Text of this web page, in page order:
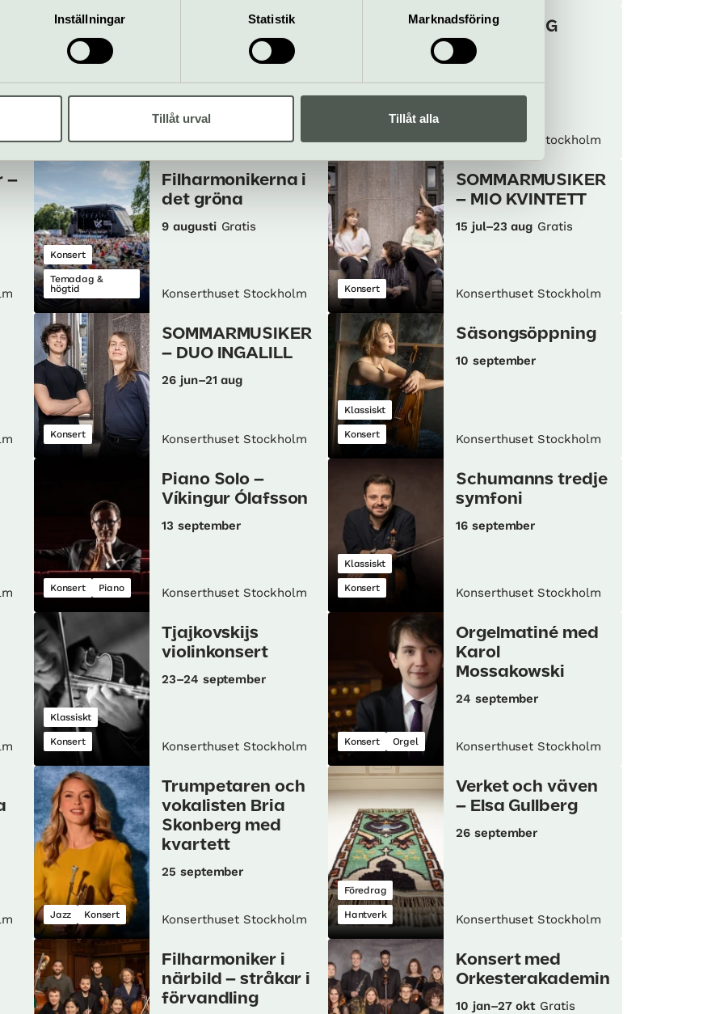
Inställningar Statistik Marknadsföring
Tillåt urval Tillåt alla
SOMMARMUSIKER
– DUO FABULAE
Konserthuset Stockholm
TAKVISNING
26 jun–23 aug
Konserthuset Stockholm
–
Konsert
Temadag &
högtid
Filharmonikerna i
det gröna
9 augusti Gratis
Konserthuset Stockholm Konsert
SOMMARMUSIKER
– MIO KVINTETT
15 jul–23 aug Gratis
Konserthuset Stockholm
Konsert
SOMMARMUSIKER
– DUO INGALILL
26 jun–21 aug
Konserthuset Stockholm
Klassiskt
Konsert
Säsongsöppning
10 september
Konserthuset Stockholm
Konsert Piano
Piano Solo –
Víkingur Ólafsson
13 september
Konserthuset Stockholm
Klassiskt
Konsert
Schumanns tredje
symfoni
16 september
Konserthuset Stockholm
Klassiskt
Konsert
Tjajkovskijs
violinkonsert
23–24 september
Konserthuset Stockholm Konsert Orgel
Orgelmatiné med
Karol
Mossakowski
24 september
Konserthuset Stockholm
Jazz Konsert
Trumpetaren och
vokalisten Bria
Skonberg med
kvartett
25 september
Konserthuset Stockholm
Föredrag
Hantverk
Verket och väven
– Elsa Gullberg
26 september
Konserthuset Stockholm
Filharmoniker i
närbild – stråkar i
förvandling
Konsert med
Orkesterakademin
10 jan–27 okt Gratis